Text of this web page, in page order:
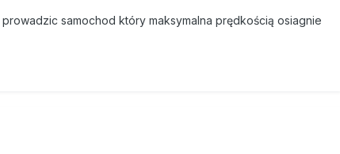
Latynoamerykańskiej Komisji ds. Narkotyków i
Kolumbii i Meksyku, brazylijski pisarz Paulo Coelho
prowadzic samochod który maksymalna prędkością osiagnie